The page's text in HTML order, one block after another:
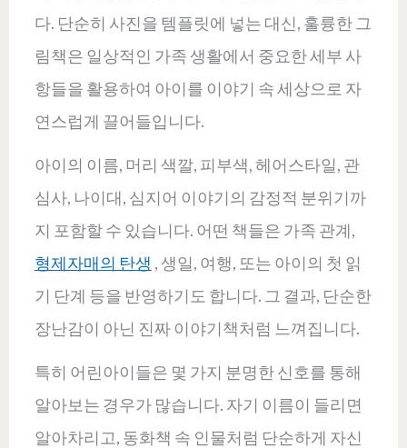
다. 단순히 사진을 템플릿에 넣는 대신, 훌륭한 그
림책은 일상적인 가족 생활에서 중요한 세부 사
항들을 활용하여 아이를 이야기 속 세상으로 자
연스럽게 끌어들입니다.
아이의 이름, 머리 색깔, 피부색, 헤어스타일, 관
심사, 나이대, 심지어 이야기의 감정적 분위기까
지 포함할 수 있습니다. 어떤 책들은 가족 관계,
형제자매의 탄생 , 생일, 여행, 또는 아이의 첫 읽
기 단계 등을 반영하기도 합니다. 그 결과, 단순한
장난감이 아닌 진짜 이야기책처럼 느껴집니다.
특히 어린아이들은 몇 가지 분명한 신호를 통해
알아보는 경우가 많습니다. 자기 이름이 들리면
알아차리고, 동화책 속 인물처럼 단순하게 자신